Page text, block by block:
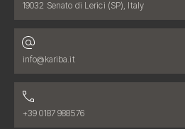
19032 Senato di Lerici (SP), Italy
Indirizzo email:
info@kariba.it
Numero di telefono:
+39 0187 988576